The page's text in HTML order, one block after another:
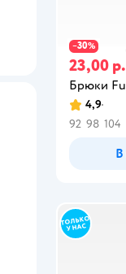
−30%
23,00 р.
Брюки
4,9
92 98 104
В